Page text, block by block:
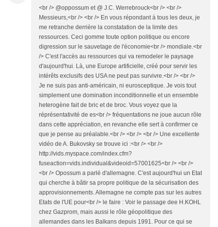
<br /> @oppossum et @ J.C. Werrebrouck<br /> <br />
Messieurs,<br /> <br /> En vous répondant à tous les deux, je
me retranche derrière la constatation de la limite des
ressources. Ceci gomme toute option politique ou encore
digression sur le sauvetage de l'économie<br /> mondiale.<br
/> C'est l'accès au ressources qui va remodeler le paysage
d'aujourd'hui. Là, une Europe artificielle, créé pour servir les
intérêts exclusifs des USA ne peut pas survivre.<br /> <br />
Je ne suis pas anti-américain, ni eurosceptique. Je vois tout
simplement une domination inconditionnelle et un ensemble
heterogène fait de bric et de broc. Vous voyez que la
réprésentativité de es<br /> fréquentations ne joue aucun rôle
dans cette appréciation, en revanche elle sert à confirmer ce
que je pense au préalable.<br /> <br /> <br /> Une excellente
vidéo de A. Bukovsky se trouve ici :<br /> <br />
http://vids.myspace.com/index.cfm?
fuseaction=vids.individual&videoid=57001625<br /> <br />
<br /> Opossum a parlé d'allemagne. C'est aujourd'hui un Etat
qui cherche à bâtir sa propre politique de la sécurisation des
approvisionnements. Allemagne ne compte pas sur les autres
Etats de l'UE pour<br /> le faire : Voir le passage dee H.KOHL
chez Gazprom, mais aussi le rôle géopolitique des
allemandes dans les Balkans depuis 1991. Pour ce qui se